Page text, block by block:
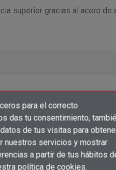
de deseos×
×
×
en su lista de deseos.
para el correcto
das tu consentimiento,
de tus visitas para
nuestros servicios y mostrar
a partir de tus hábitos
política de cookies.
superior gracias al acero